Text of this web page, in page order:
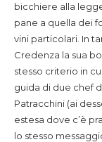
bicchiere alla
pane a quella dei
vini particolari. In
Credenza la sua
stesso criterio in
guida di due chef
Patracchini (ai
estesa dove c’è
lo stesso